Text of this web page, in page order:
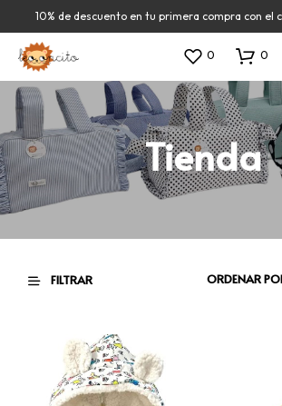
10% de descuento en tu primera compra con el
0 0
Tienda
FILTRAR ORDENAR